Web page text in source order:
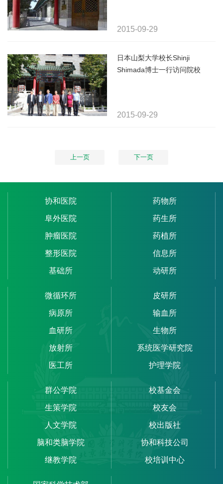
2015-09-29
日本山梨大学校长Shinji
Shimada博士一行访问院校
2015-09-29
上一页 下一页
协和医院
阜外医院
肿瘤医院
整形医院
基础所
药物所
药生所
药植所
信息所
动研所
微循环所
病原所
血研所
放射所
医工所
皮研所
输血所
生物所
系统医学研究院
护理学院
群公学院
生策学院
人文学院
脑和类脑学院
继教学院
校基金会
校友会
校出版社
协和科技公司
校培训中心